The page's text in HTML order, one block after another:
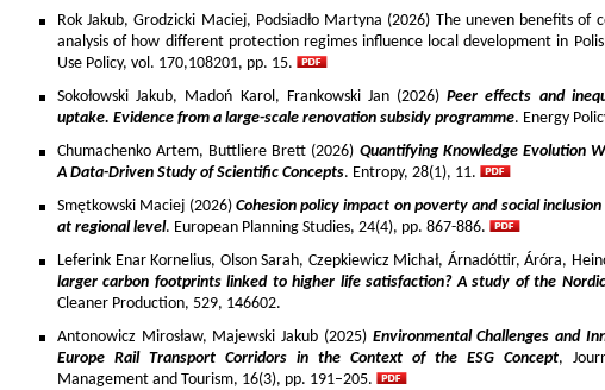
Rok Jakub, Grodzicki Maciej, Podsiadło Martyna (2026) The uneven benefits of
analysis of how different protection regimes influence local development in
Use Policy, vol. 170,108201, pp. 15.
Sokołowski Jakub, Madoń Karol, Frankowski Jan (2026)Peer effects and
uptake. Evidence from a large-scale renovation subsidy programme. Energy
Chumachenko Artem, Buttliere Brett (2026) Quantifying Knowledge Evolution
A Data-Driven Study of Scientific Concepts. Entropy, 28(1), 11.
Smętkowski Maciej (2026) Cohesion policy impact on poverty and social
at regional level. European Planning Studies, 24(4), pp. 867-886.
Leferink Enar Kornelius, Olson Sarah, Czepkiewicz Michał, Árnadóttir, Áróra,
larger carbon footprints linked to higher life satisfaction? A study of the
Cleaner Production, 529, 146602.
Antonowicz Mirosław, Majewski Jakub (2025) Environmental Challenges and
Europe Rail Transport Corridors in the Context of the ESG Concept,
Management and Tourism, 16(3), pp. 191–205.